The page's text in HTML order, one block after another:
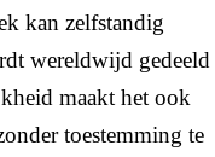
kan zelfstandig
wereldwijd gedeeld
maakt het ook
toestemming te